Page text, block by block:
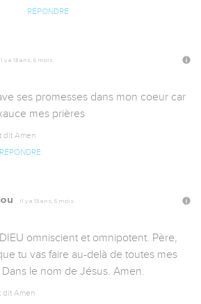
RÉPONDRE
Il y a 13 ans, 5 mois
ses promesses dans mon coeur car
mes prières
dit Amen
RÉPONDRE
Il y a 13 ans, 5 mois
omniscient et omnipotent. Père,
tu vas faire au-delà de toutes mes
le nom de Jésus. Amen.
dit Amen